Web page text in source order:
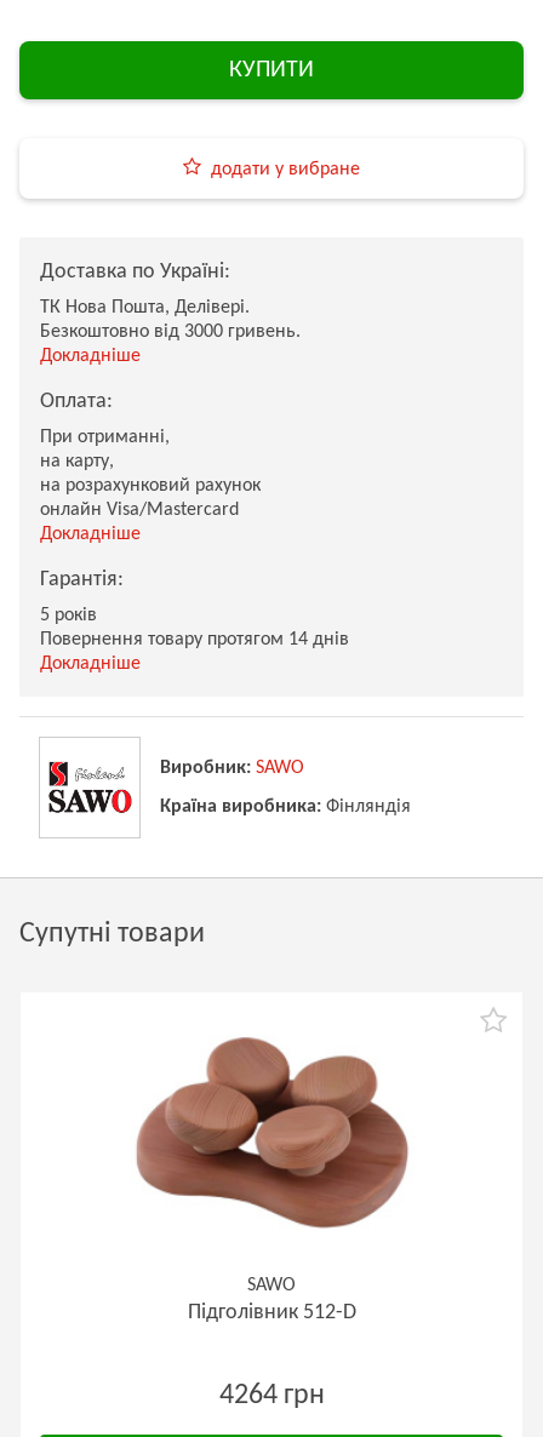
КУПИТИ
додати у вибране
Доставка по Україні:
ТК Нова Пошта, Делівері.
Безкоштовно від 3000 гривень.
Докладніше
Оплата:
При отриманні,
на карту,
на розрахунковий рахунок
онлайн Visa/Mastercard
Докладніше
Гарантія:
5 років
Повернення товару протягом 14 днів
Докладніше
Виробник: SAWO
Країна виробника: Фінляндія
Супутні товари
SAWO
Підголівник 512-D
4264 грн